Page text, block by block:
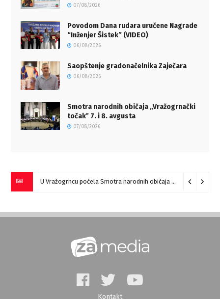
07/08/2026
Povodom Dana rudara uručene Nagrade
“Inženjer Šistek” (VIDEO)
06/08/2026
Saopštenje gradonačelnika Zaječara
06/08/2026
Smotra narodnih običaja „Vražogrnački
točakˮ 7. i 8. avgusta
07/08/2026
U Vražogrncu počela Smotra narodnih običaja „Vražogrnački točak“
Kontakt